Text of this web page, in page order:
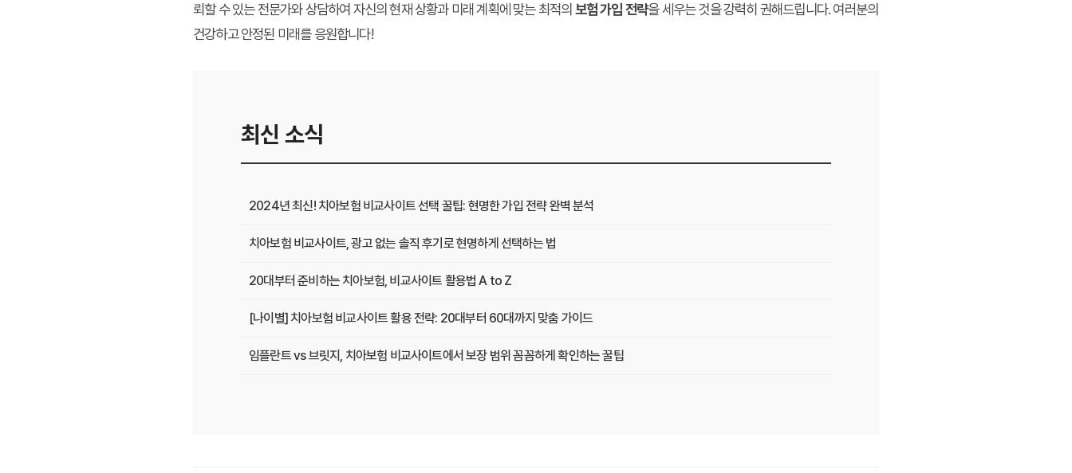
뢰할 수 있는 전문가와 상담하여 자신의 현재 상황과 미래 계획에 맞는 최적의 보험 가입 전략을 세우는 것을 강력히 권해드립니다. 여러분의
건강하고 안정된 미래를 응원합니다!
최신 소식
2024년 최신! 치아보험 비교사이트 선택 꿀팁: 현명한 가입 전략 완벽 분석
치아보험 비교사이트, 광고 없는 솔직 후기로 현명하게 선택하는 법
20대부터 준비하는 치아보험, 비교사이트 활용법 A to Z
[나이별] 치아보험 비교사이트 활용 전략: 20대부터 60대까지 맞춤 가이드
임플란트 vs 브릿지, 치아보험 비교사이트에서 보장 범위 꼼꼼하게 확인하는 꿀팁